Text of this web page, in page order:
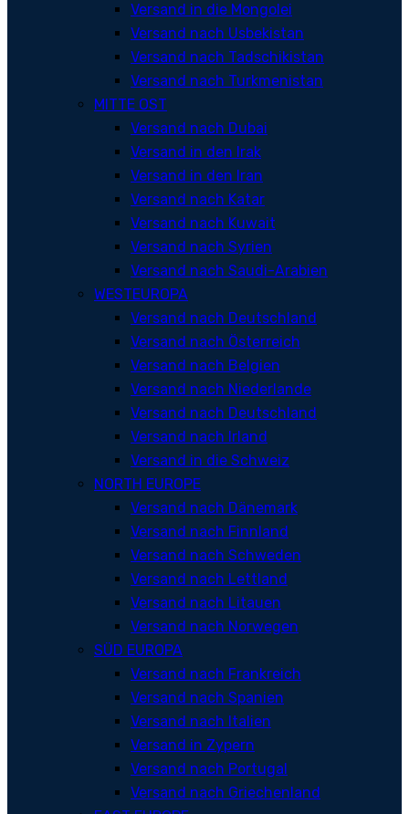
Versand in die Mongolei
Versand nach Usbekistan
Versand nach Tadschikistan
Versand nach Turkmenistan
MITTE OST
Versand nach Dubai
Versand in den Irak
Versand in den Iran
Versand nach Katar
Versand nach Kuwait
Versand nach Syrien
Versand nach Saudi-Arabien
WESTEUROPA
Versand nach Deutschland
Versand nach Österreich
Versand nach Belgien
Versand nach Niederlande
Versand nach Deutschland
Versand nach Irland
Versand in die Schweiz
NORTH EUROPE
Versand nach Dänemark
Versand nach Finnland
Versand nach Schweden
Versand nach Lettland
Versand nach Litauen
Versand nach Norwegen
SÜD EUROPA
Versand nach Frankreich
Versand nach Spanien
Versand nach Italien
Versand in Zypern
Versand nach Portugal
Versand nach Griechenland